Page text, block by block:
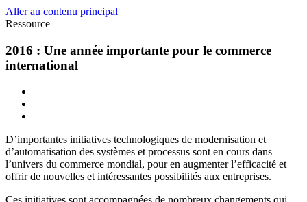
Aller au contenu principal
Ressource
2016 : Une année importante pour le commerce
international
D’importantes initiatives technologiques de modernisation et
d’automatisation des systèmes et processus sont en cours dans
l’univers du commerce mondial, pour en augmenter l’efficacité et
offrir de nouvelles et intéressantes possibilités aux entreprises.